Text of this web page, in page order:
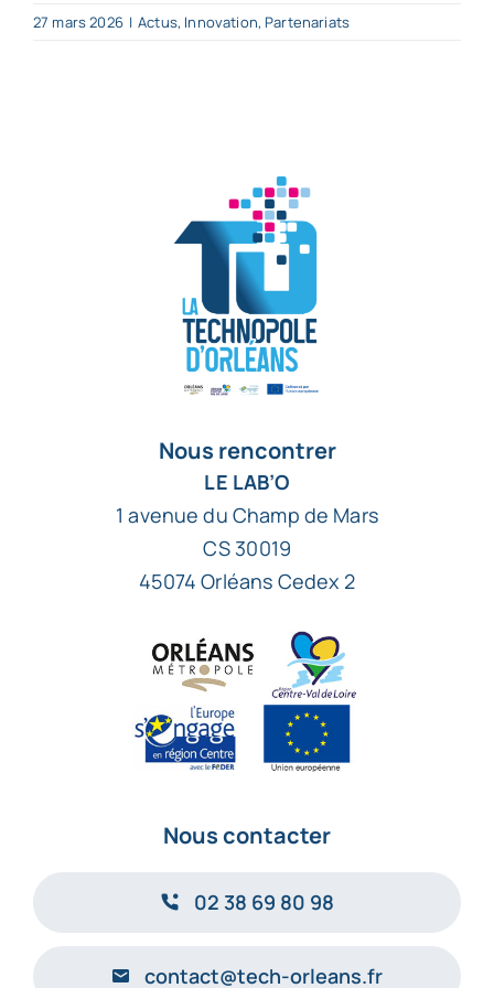
27 mars 2026 | Actus, Innovation, Partenariats
Nous rencontrer
LE LAB’O
1 avenue du Champ de Mars
CS 30019
45074 Orléans Cedex 2
Nous contacter
02 38 69 80 98
contact@tech-orleans.fr